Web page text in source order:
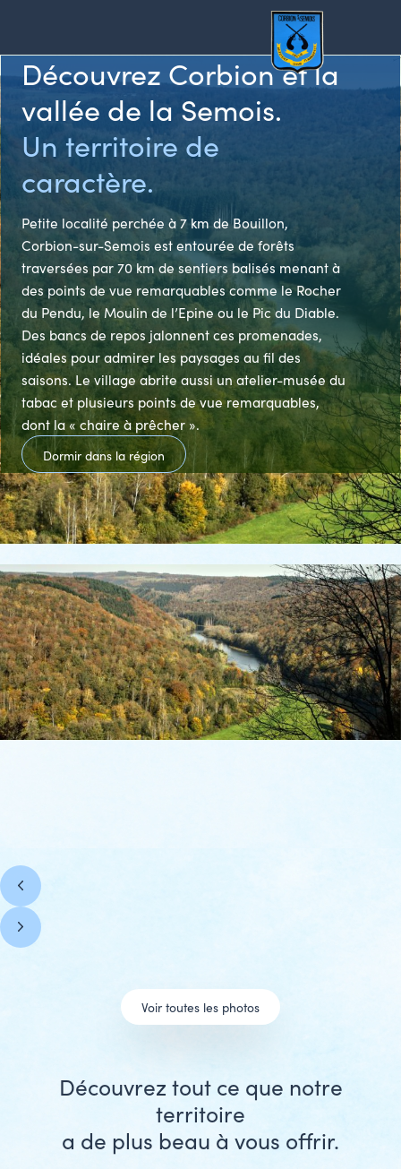
Azimut
Découvrez Corbion et la
vallée de la Semois.
Un territoire de
caractère.
Petite localité perchée à 7 km de Bouillon,
Corbion-sur-Semois est entourée de forêts
traversées par 70 km de sentiers balisés menant à
des points de vue remarquables comme le Rocher
du Pendu, le Moulin de l’Epine ou le Pic du Diable.
Des bancs de repos jalonnent ces promenades,
idéales pour admirer les paysages au fil des
saisons. Le village abrite aussi un atelier-musée du
tabac et plusieurs points de vue remarquables,
dont la « chaire à prêcher ».
Dormir dans la région
prev
slide
next
slide
Voir toutes les photos
Découvrez tout ce que notre
territoire
a de plus beau à vous offrir.